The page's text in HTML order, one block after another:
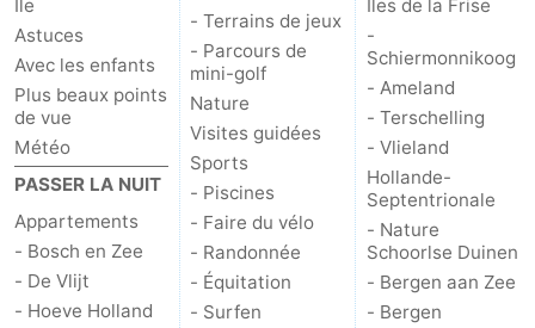
Peche
Sportive
-
Equitation
-
Promenade
les
Wadden
Observation
phoques
et
manger
Événements
Pratiques
Île
Astuces
Avec les enfants
Plus beaux points
de vue
Météo
PASSER LA NUIT
Appartements
- Bosch en Zee
- De Vlijt
- Hoeve Holland
- Terrains de jeux
- Parcours de
mini-golf
Nature
Visites guidées
Sports
- Piscines
- Faire du vélo
- Randonnée
- Équitation
- Surfen
Îles de la Frise
-
Schiermonnikoog
- Ameland
- Terschelling
- Vlieland
Hollande-
Septentrionale
- Nature
Schoorlse Duinen
- Bergen aan Zee
- Bergen